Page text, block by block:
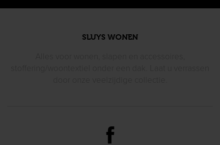
SLUYS WONEN